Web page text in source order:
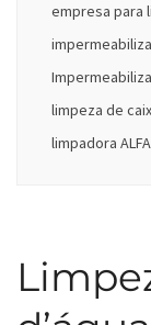
empresa para
limpeza de
limpadora